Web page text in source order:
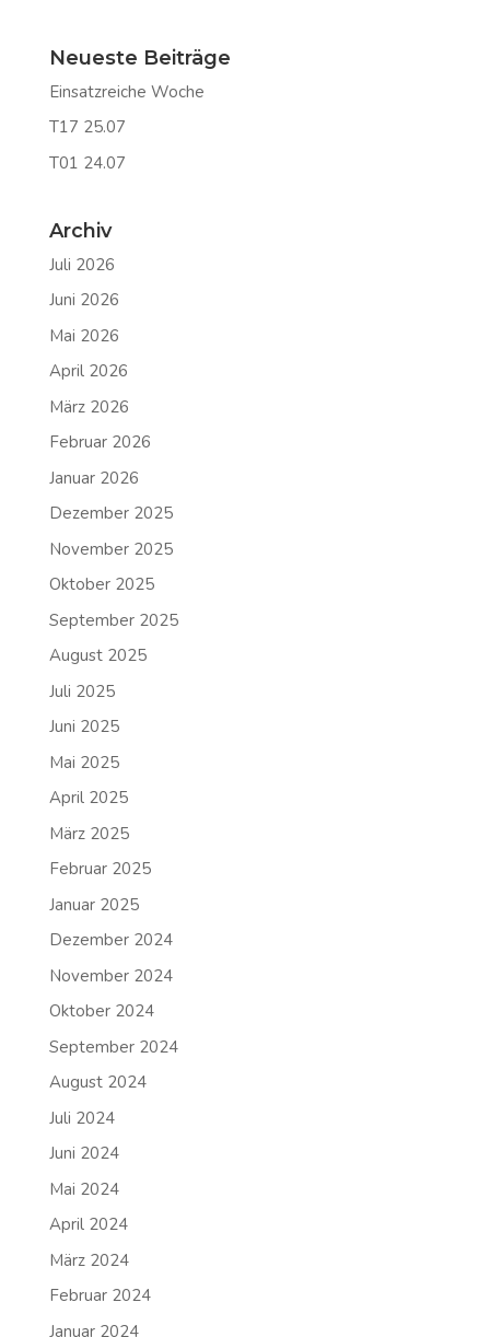
Neueste Beiträge
Einsatzreiche Woche
T17 25.07
T01 24.07
Archiv
Juli 2026
Juni 2026
Mai 2026
April 2026
März 2026
Februar 2026
Januar 2026
Dezember 2025
November 2025
Oktober 2025
September 2025
August 2025
Juli 2025
Juni 2025
Mai 2025
April 2025
März 2025
Februar 2025
Januar 2025
Dezember 2024
November 2024
Oktober 2024
September 2024
August 2024
Juli 2024
Juni 2024
Mai 2024
April 2024
März 2024
Februar 2024
Januar 2024